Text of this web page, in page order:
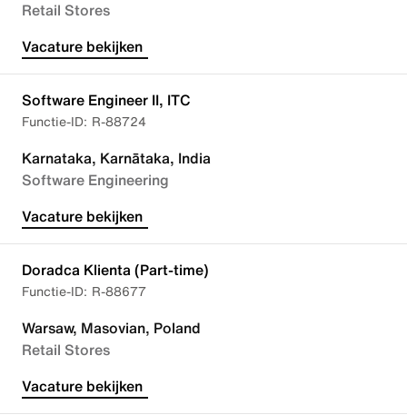
Retail Stores
Vacature bekijken
Software Engineer II, ITC
R-88724
Karnataka, Karnātaka, India
Software Engineering
Vacature bekijken
Doradca Klienta (Part-time)
R-88677
Warsaw, Masovian, Poland
Retail Stores
Vacature bekijken